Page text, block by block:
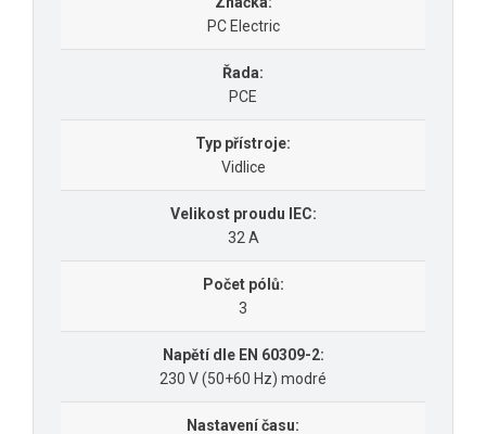
PC Electric
Řada:
PCE
Typ přístroje:
Vidlice
Velikost proudu IEC:
32 A
Počet pólů:
3
Napětí dle EN 60309-2:
230 V (50+60 Hz) modré
Nastavení času: